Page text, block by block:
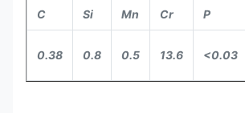
C Si Mn Cr P
0.38 0.8 0.5 13.6 <0.03